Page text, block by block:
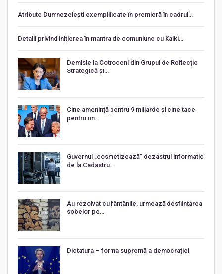
Atribute Dumnezeiești exemplificate în premieră în cadrul…
Detalii privind iniţierea în mantra de comuniune cu Kalki…
Demisie la Cotroceni din Grupul de Reflecție
Strategică și…
Cine amenință pentru 9 miliarde și cine tace
pentru un…
Guvernul „cosmetizează” dezastrul informatic
de la Cadastru…
Au rezolvat cu fântânile, urmează desființarea
sobelor pe…
Dictatura – forma supremă a democrației